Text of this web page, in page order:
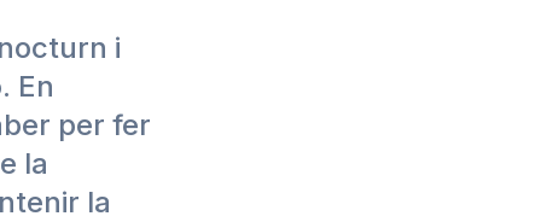
i
En
per fer
la
la